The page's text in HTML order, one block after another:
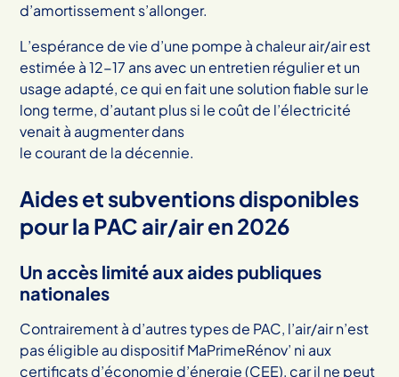
d’amortissement s’allonger.
L’espérance de vie d’une pompe à chaleur air/air est
estimée à 12-17 ans avec un entretien régulier et un
usage adapté, ce qui en fait une solution fiable sur le
long terme, d’autant plus si le coût de l’électricité
venait à augmenter dans
le courant de la décennie.
Aides et subventions disponibles
pour la PAC air/air en 2026
Un accès limité aux aides publiques
nationales
Contrairement à d’autres types de PAC, l’air/air n’est
pas éligible au dispositif MaPrimeRénov’ ni aux
certificats d’économie d’énergie (CEE), car il ne peut